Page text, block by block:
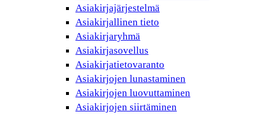
Asiakirjajärjestelmä
Asiakirjallinen tieto
Asiakirjaryhmä
Asiakirjasovellus
Asiakirjatietovaranto
Asiakirjojen lunastaminen
Asiakirjojen luovuttaminen
Asiakirjojen siirtäminen